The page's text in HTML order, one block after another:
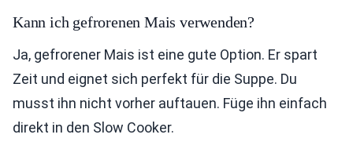
Kann ich gefrorenen Mais verwenden?
Ja, gefrorener Mais ist eine gute Option. Er spart
Zeit und eignet sich perfekt für die Suppe. Du
musst ihn nicht vorher auftauen. Füge ihn einfach
direkt in den Slow Cooker.